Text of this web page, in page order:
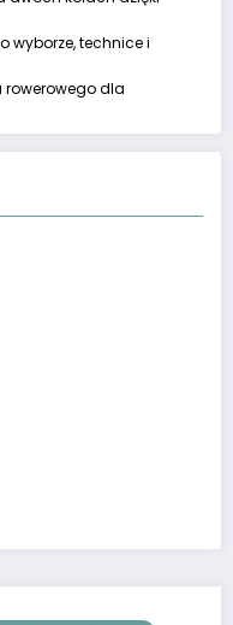
wyborze, technice i
rowerowego dla